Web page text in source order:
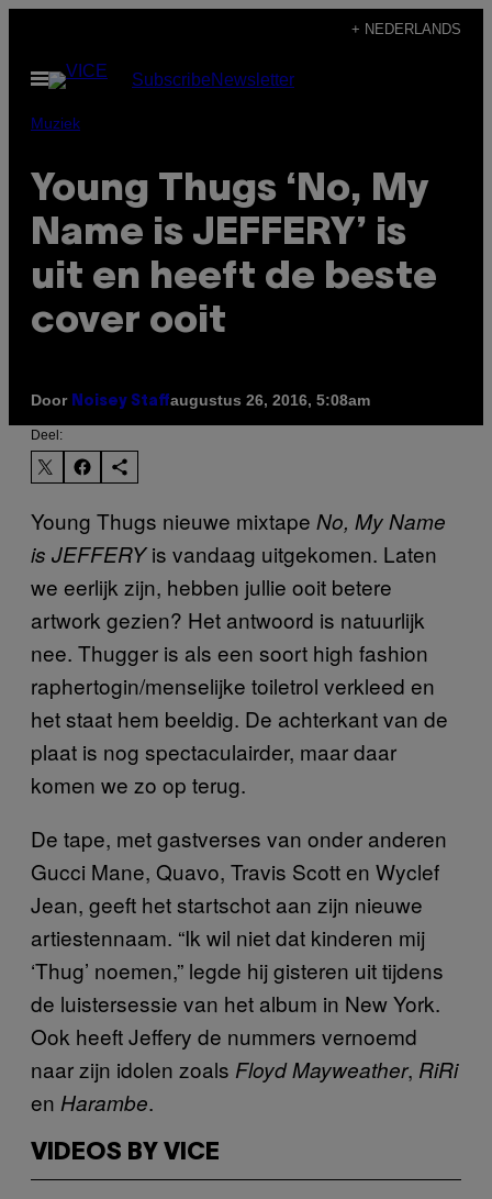
de
inhoud
+ NEDERLANDS
Open
menu
SubscribeNewsletter
Muziek
Young Thugs ‘No, My
Name is JEFFERY’ is
uit en heeft de beste
cover ooit
Door Noisey Staffaugustus 26, 2016, 5:08am
Deel:
Young Thugs nieuwe mixtape No, My Name
is JEFFERYis vandaag uitgekomen. Laten
we eerlijk zijn, hebben jullie ooit betere
artwork gezien? Het antwoord is natuurlijk
nee. Thugger is als een soort high fashion
raphertogin/menselijke toiletrol verkleed en
het staat hem beeldig. De achterkant van de
plaat is nog spectaculairder, maar daar
komen we zo op terug.
De tape, met gastverses van onder anderen
Gucci Mane, Quavo, Travis Scott en Wyclef
Jean, geeft het startschot aan zijn nieuwe
artiestennaam. “Ik wil niet dat kinderen mij
‘Thug’ noemen,” legde hij gisteren uit tijdens
de luistersessie van het album in New York.
Ook heeft Jeffery de nummers vernoemd
naar zijn idolen zoals Floyd Mayweather, RiRi
en Harambe.
VIDEOS BY VICE